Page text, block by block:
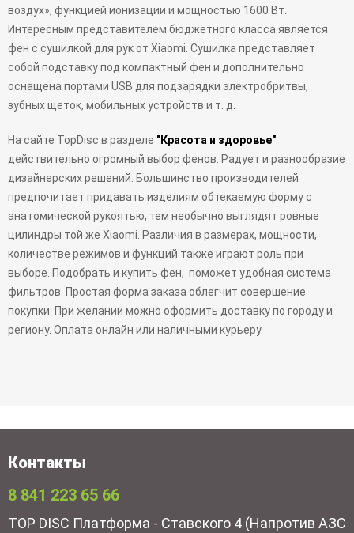
воздух», функцией ионизации и мощностью 1600 Вт.
Интересным представителем бюджетного класса является
фен с сушилкой для рук от Xiaomi. Сушилка представляет
собой подставку под компактный фен и дополнительно
оснащена портами USB для подзарядки электробритвы,
зубных щеток, мобильных устройств и т. д.
На сайте TopDisc в разделе "Красота и здоровье"
действительно огромный выбор фенов. Радует и разнообразие
дизайнерских решений. Большинство производителей
предпочитает придавать изделиям обтекаемую форму с
анатомической рукоятью, тем необычно выглядят ровные
цилиндры той же Xiaomi. Различия в размерах, мощности,
количестве режимов и функций также играют роль при
выборе. Подобрать и купить фен, поможет удобная система
фильтров. Простая форма заказа облегчит совершение
покупки. При желании можно оформить доставку по городу и
региону. Оплата онлайн или наличными курьеру.
Контакты
8 841 223 65 66
TOP DISC Платформа - Ставского 4 (Напротив АЗС